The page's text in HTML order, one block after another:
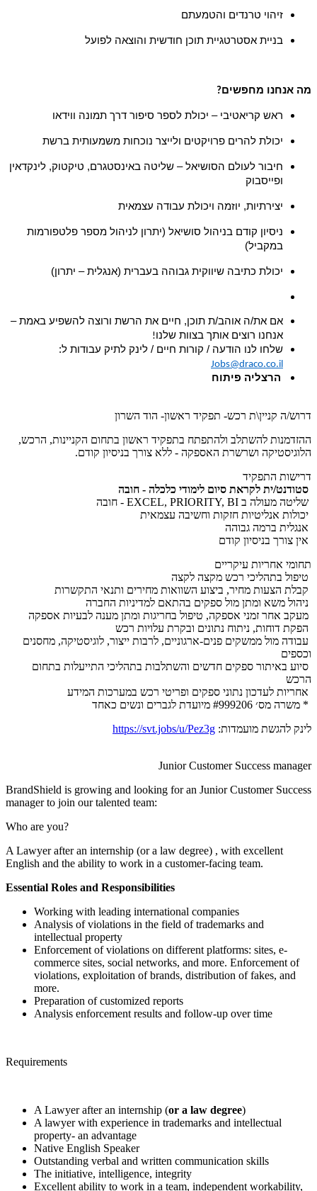
זיהוי טרנדים והטמעתם
בניית אסטרטגיית תוכן חודשית והוצאה לפועל
מה אנחנו מחפשים?
ראש קריאטיבי – יכולת לספר סיפור דרך תמונה ווידאו
יכולת להרים פרויקטים ולייצר נוכחות משמעותית ברשת
חיבור לעולם הסושיאל – שליטה באינסטגרם, טיקטוק, לינקדאין
ופייסבוק
יצירתיות, יוזמה ויכולת עבודה עצמאית
ניסיון קודם בניהול סושיאל (יתרון לניהול מספר פלטפורמות
במקביל)
יכולת כתיבה שיווקית גבוהה בעברית (אנגלית – יתרון)
אם את/ה אוהב/ת תוכן, חיים את הרשת ורוצה להשפיע באמת –
אנחנו רוצים אותך בצוות שלנו!
שלחו לנו הודעה / קורות חיים / לינק לתיק עבודות ל:
Jobs@draco.co.il
הרצליה פיתוח
דרוש/ה קניין\ת רכש- תפקיד ראשון- הוד השרון
ההזדמנות להשתלב ולהתפתח בתפקיד ראשון בתחום הקניינות, הרכש,
הלוגיסטיקה ושרשרת האספקה - ללא צורך בניסיון קודם.
דרישות התפקיד
סטודנט/ית לקראת סיום לימודי כלכלה - חובה
שליטה מעולה ב EXCEL, PRIORITY, BI - חובה
יכולות אנליטיות חזקות וחשיבה עצמאית
אנגלית ברמה גבוהה
אין צורך בניסיון קודם
תחומי אחריות עיקריים
טיפול בתהליכי רכש מקצה לקצה
קבלת הצעות מחיר, ביצוע השוואות מחירים ותנאי התקשרות
ניהול משא ומתן מול ספקים בהתאם למדיניות החברה
מעקב אחר זמני אספקה, טיפול בחריגות ומתן מענה לבעיות אספקה
הפקת דוחות, ניתוח נתונים ובקרת עלויות רכש
עבודה מול ממשקים פנים-ארגוניים, לרבות ייצור, לוגיסטיקה, מחסנים
וכספים
סיוע באיתור ספקים חדשים והשתלבות בתהליכי התייעלות בתחום
הרכש
אחריות לעדכון נתוני ספקים ופריטי רכש במערכות המידע
* משרה מס׳ #999206 מיועדת לגברים ונשים כאחד
לינק להגשת מועמדות: https://svt.jobs/u/Pez3g
Junior Customer Success manager
BrandShield is growing and looking for an Junior Customer Success
manager to join our talented team:
Who are you?
A Lawyer after an internship (or a law degree) , with excellent
English and the ability to work in a customer-facing team.
Essential Roles and Responsibilities
Working with leading international companies
Analysis of violations in the field of trademarks and
intellectual property
Enforcement of violations on different platforms: sites, e-
commerce sites, social networks, and more. Enforcement of
violations, exploitation of brands, distribution of fakes, and
more.
Preparation of customized reports
Analysis enforcement results and follow-up over time
Requirements
A Lawyer after an internship (or a law degree)
A lawyer with experience in trademarks and intellectual
property- an advantage
Native English Speaker
Outstanding verbal and written communication skills
The initiative, intelligence, integrity
Excellent ability to work in a team, independent workability,